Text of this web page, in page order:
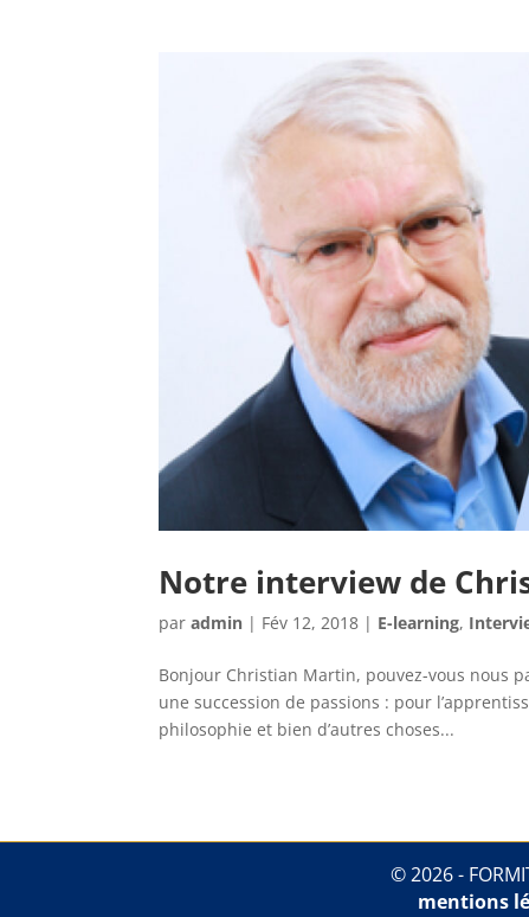
Notre interview de
paradmin | Fév 12, 2018 | E-learning,
​Bonjour Christian Martin, pouvez-vous nous
une succession de passions : pour
philosophie et bien d’autres choses...
© 2026 -
mentions